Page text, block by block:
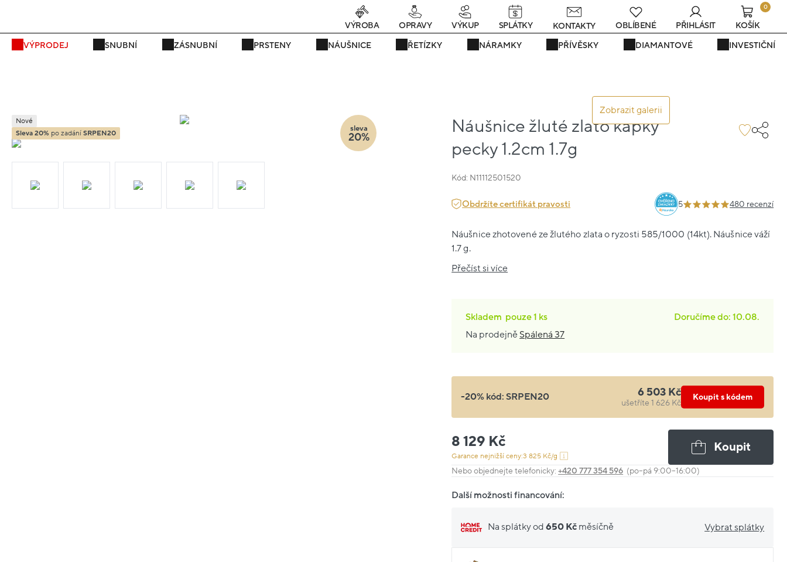
Právě teď! - 20 % na vše! Kód: SRPEN20 25 dní : 17h : 41m : 32s
VÝPRODEJ SNUBNÍ ZÁSNUBNÍ PRSTENY NÁUŠNICE ŘETÍZKY NÁRAMKY PŘÍVĚSKY DIAMANTOVÉ INVESTIČNÍ
VÝROBA OPRAVY VÝKUP SPLÁTKY KONTAKTY OBLÍBENÉ PŘIHLÁSIT
0
KOŠÍK
Zobrazit galerii
Náušnice žluté zlato kapky
pecky 1.2cm 1.7g
Kód: N11112501520
Nové
Sleva 20% po zadání SRPEN20
sleva
20%
Obdržíte certifikát pravosti 5 480 recenzí
Náušnice zhotovené ze žlutého zlata o ryzosti 585/1000 (14kt). Náušnice váží
1.7 g.
Přečíst si více
Skladem pouze1 ks
Doručíme do: 10.08.
Na prodejně Spálená 37
-20% kód:SRPEN20 6 503 Kč
ušetříte 1 626 Kč
Koupit s kódem
8 129 Kč
Garance nejnižší ceny:3 825 Kč/g
Koupit
Nebo objednejte telefonicky:+420 777 354 596 (po–pá 9:00–16:00)
Další možnosti financování:
Na splátky od650 Kč měsíčně Vybrat splátky